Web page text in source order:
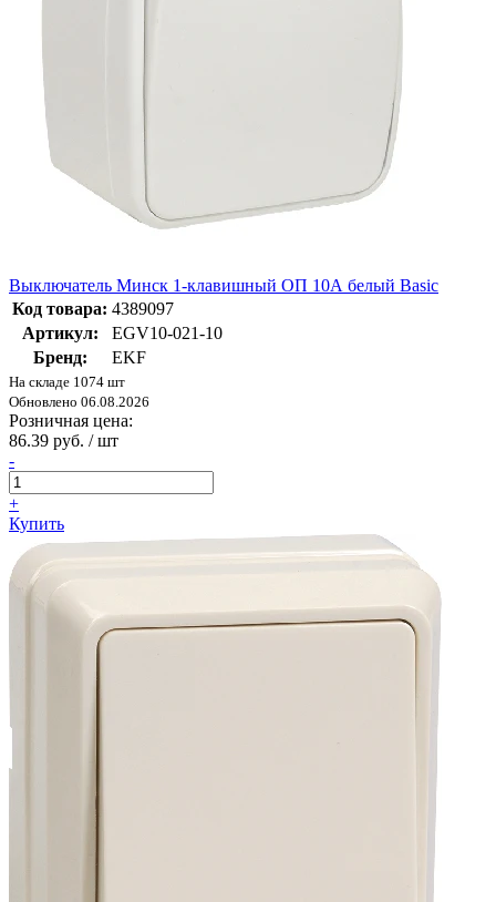
Выключатель Минск 1-клавишный ОП 10А белый Basic
Код товара: 4389097
Артикул:
EGV10-021-10
Бренд:
EKF
На складе 1074 шт
Обновлено 06.08.2026
Розничная цена:
86.39 руб. / шт
-
+
Купить